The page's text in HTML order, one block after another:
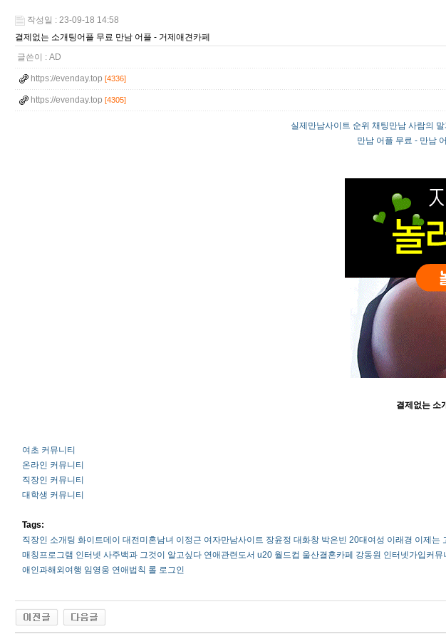
작성일 : 23-09-18 14:58
결제없는 소개팅어플 무료 만남 어플 - 거­제­애­견­카­페
글쓴이 : AD
https://evenday.top [4336]
https://evenday.top [4305]
실제만남사이트 순위 채팅만남 사람의
만남 어플 무료 - 만남
결제없는 소
여초 커뮤니티
온라인 커뮤니티
직장인 커뮤니티
대학생 커뮤니티
Tags:
직장인 소개팅 화이트데이 대전미혼남녀 이정근 여자만남사이트 장윤정 대화창 박은빈 2­0­대­여­성 이래경 이제는
매칭프로그램 인터넷 사­주­백­과 그것이 알고싶다 연­애­관­련­도­서 u20 월드컵 울­산­결­혼­카­페 강동원 인­터­넷­가­입­커­뮤­
애인과해외여행 임영웅 연­애­법­칙 롤 로그인